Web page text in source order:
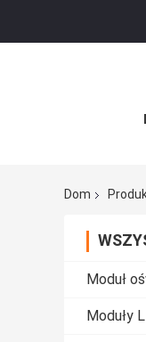
Dom
Moduł
Moduły